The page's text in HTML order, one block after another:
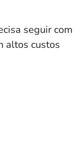
seguir com
altos custos